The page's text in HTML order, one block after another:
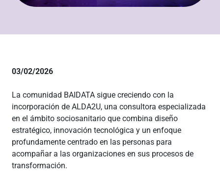
03/02/2026
La comunidad BAIDATA sigue creciendo con la
incorporación de ALDA2U, una consultora especializada
en el ámbito sociosanitario que combina diseño
estratégico, innovación tecnológica y un enfoque
profundamente centrado en las personas para
acompañar a las organizaciones en sus procesos de
transformación.